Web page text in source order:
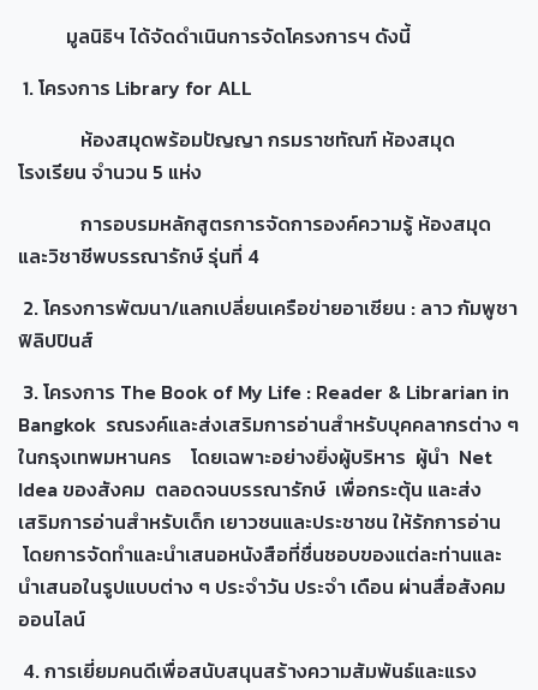
มูลนิธิฯ ได้จัดดำเนินการจัดโครงการฯ ดังนี้
1. โครงการ Library for ALL
ห้องสมุดพร้อมปัญญา กรมราชทัณฑ์ ห้องสมุด
โรงเรียน จำนวน 5 แห่ง
การอบรมหลักสูตรการจัดการองค์ความรู้ ห้องสมุด
และวิชาชีพบรรณารักษ์ รุ่นที่ 4
2. โครงการพัฒนา/แลกเปลี่ยนเครือข่ายอาเซียน : ลาว กัมพูชา
ฟิลิปปินส์
3. โครงการ The Book of My Life : Reader & Librarian in
Bangkok รณรงค์และส่งเสริมการอ่านสำหรับบุคคลากรต่าง ๆ
ในกรุงเทพมหานคร โดยเฉพาะอย่างยิ่งผู้บริหาร ผู้นำ Net
Idea ของสังคม ตลอดจนบรรณารักษ์ เพื่อกระตุ้น และส่ง
เสริมการอ่านสำหรับเด็ก เยาวชนและประชาชน ให้รักการอ่าน
โดยการจัดทำและนำเสนอหนังสือที่ชื่นชอบของแต่ละท่านและ
นำเสนอในรูปแบบต่าง ๆ ประจำวัน ประจำ เดือน ผ่านสื่อสังคม
ออนไลน์
4. การเยี่ยมคนดีเพื่อสนับสนุนสร้างความสัมพันธ์และแรง